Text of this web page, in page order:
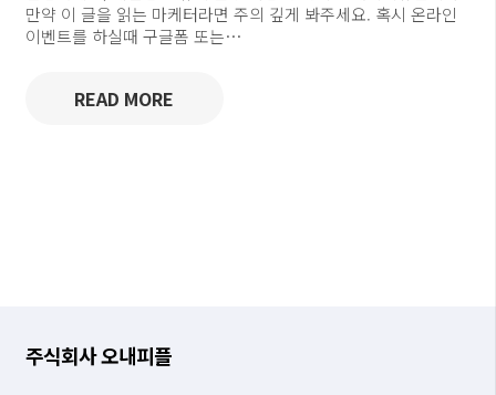
만약 이 글을 읽는 마케터라면 주의 깊게 봐주세요. 혹시 온라인
이벤트를 하실때 구글폼 또는…
READ MORE
주식회사 오내피플